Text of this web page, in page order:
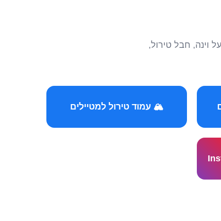
וינה, חבל טירול,
🏔️ עמוד טירול למטיילים